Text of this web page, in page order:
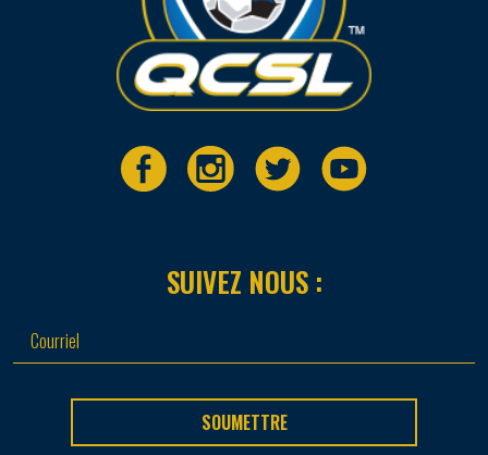
SUIVEZ NOUS :
SOUMETTRE